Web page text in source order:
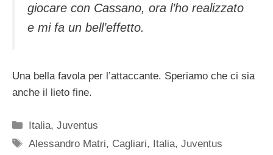
giocare con Cassano, ora l’ho realizzato
e mi fa un bell’effetto.
Una bella favola per l’attaccante. Speriamo che ci sia
anche il lieto fine.
Categorie
Italia,Juventus
Tag
Alessandro Matri, Cagliari, Italia,Juventus